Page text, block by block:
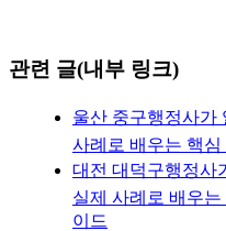
관련 글(내부 링크)
울산 중구행정사가
사례로 배우는 핵
대전 대덕구행정
실제 사례로 배우
이드